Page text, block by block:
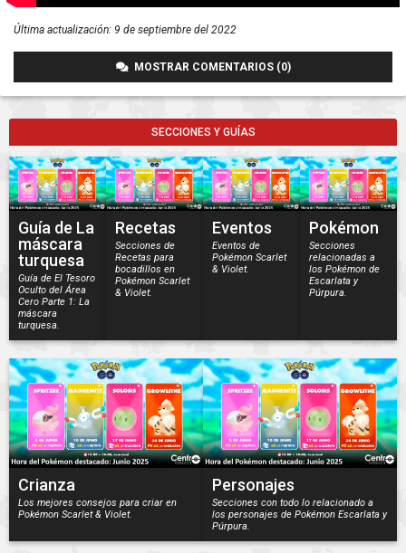
Última actualización: 9 de septiembre del 2022
MOSTRAR COMENTARIOS (0)
SECCIONES Y GUÍAS
Guía de La
máscara
turquesa
Guía de El Tesoro
Oculto del Área
Cero Parte 1: La
máscara
turquesa.
Recetas
Secciones de
Recetas para
bocadillos en
Pokémon Scarlet
& Violet.
Eventos
Eventos de
Pokémon Scarlet
& Violet.
Pokémon
Secciones
relacionadas a
los Pokémon de
Escarlata y
Púrpura.
Crianza
Los mejores consejos para criar en
Pokémon Scarlet & Violet.
Personajes
Secciones con todo lo relacionado a
los personajes de Pokémon Escarlata y
Púrpura.